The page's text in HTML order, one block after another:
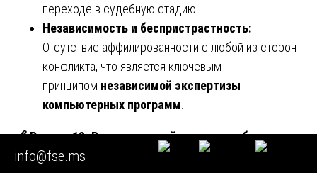
переходе в судебную стадию.
Независимость и беспристрастность:
Отсутствие аффилированности с любой из сторон
конфликта, что является ключевым
принципом независимой экспертизы
компьютерных программ
🔗Раздел 18. Ваш надежный партнер в области
независимой экспертизы компьютерных программ
info@fse.ms